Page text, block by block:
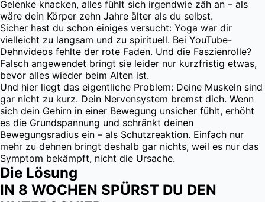
Gelenke knacken, alles fühlt sich irgendwie zäh an – als
wäre dein Körper zehn Jahre älter als du selbst.
Sicher hast du schon einiges versucht: Yoga war dir
vielleicht zu langsam und zu spirituell. Bei YouTube-
Dehnvideos fehlte der rote Faden. Und die Faszienrolle?
Falsch angewendet bringt sie leider nur kurzfristig etwas,
bevor alles wieder beim Alten ist.
Und hier liegt das eigentliche Problem: Deine Muskeln sind
gar nicht zu kurz. Dein Nervensystem bremst dich. Wenn
sich dein Gehirn in einer Bewegung unsicher fühlt, erhöht
es die Grundspannung und schränkt deinen
Bewegungsradius ein – als Schutzreaktion. Einfach nur
mehr zu dehnen bringt deshalb gar nichts, weil es nur das
Symptom bekämpft, nicht die Ursache.
Die Lösung
IN 8 WOCHEN SPÜRST DU DEN